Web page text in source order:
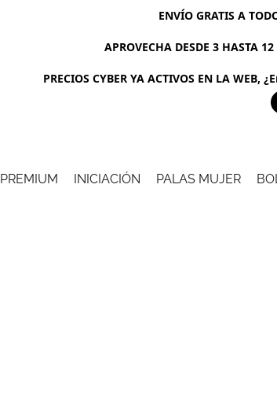
ENVÍO GRATIS A
APROVECHA DESDE 3 HASTA
PRECIOS CYBER YA ACTIVOS EN LA
PREMIUM INICIACIÓN PALAS MUJER